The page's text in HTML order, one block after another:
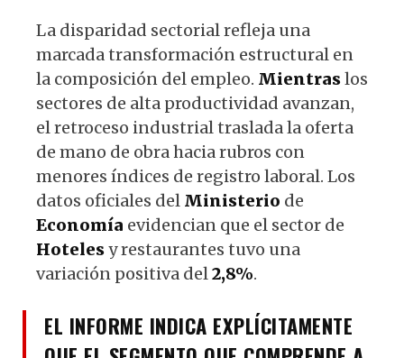
La disparidad sectorial refleja una
marcada transformación estructural en
la composición del empleo. Mientraslos
sectores de alta productividad avanzan,
el retroceso industrial traslada la oferta
de mano de obra hacia rubros con
menores índices de registro laboral. Los
datos oficiales del Ministerio de
Economía evidencian que el sector de
Hotelesy restaurantes tuvo una
variación positiva del2,8%.
EL INFORME INDICA EXPLÍCITAMENTE